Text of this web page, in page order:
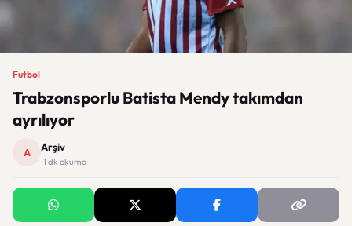
Futbol
Trabzonsporlu Batista Mendy takımdan
ayrılıyor
A Arşiv
· 1 dk okuma